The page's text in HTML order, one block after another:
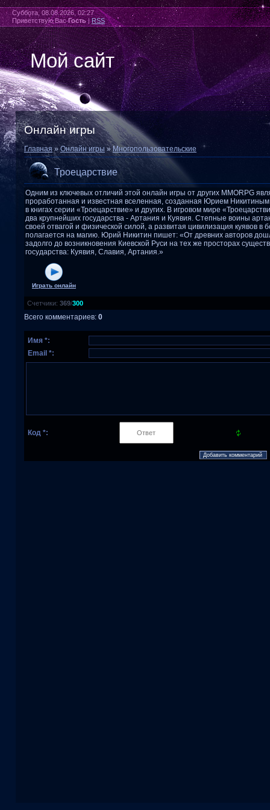
Суббота, 08.08.2026, 02:27
Приветствую Вас Гость|RSS
Мой сайт
Онлайн игры
Главная »Онлайн игры »Многопользовательские
Троецарствие
Одним из ключевых отличий этой онлайн игры от других MMORPG
проработанная и известная вселенная, созданная Юрием
в книгах серии «Троецарствие» и других. В игровом мире
два крупнейших государства - Артания и Куявия. Степные воины
своей отвагой и физической силой, а развитая цивилизация куявов в
полагается на магию. Юрий Никитин пишет: «От древних авторов
задолго до возникновения Киевской Руси на тех же просторах
государства: Куявия, Славия, Артания.»
Играть онлайн
Счетчики: 369/300
Всего комментариев: 0
Имя *:
Email *:
Код *: